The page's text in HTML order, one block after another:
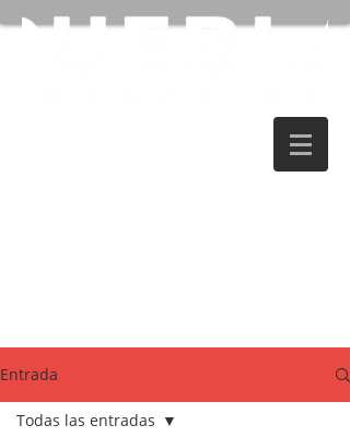
Entrada
Todas las entradas